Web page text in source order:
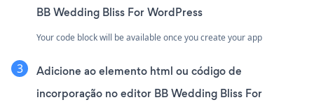
BB Wedding Bliss For WordPress
Your code block will be available once you create your app
Adicione ao elemento html ou código de
incorporação no editor BB Wedding Bliss For